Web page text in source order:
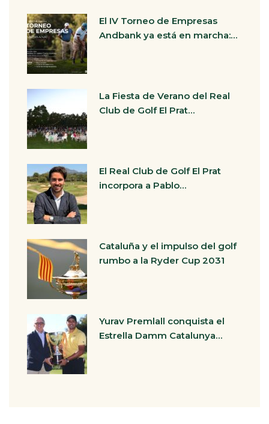
El IV Torneo de Empresas
Andbank ya está en marcha:…
La Fiesta de Verano del Real
Club de Golf El Prat…
El Real Club de Golf El Prat
incorpora a Pablo…
Cataluña y el impulso del golf
rumbo a la Ryder Cup 2031
Yurav Premlall conquista el
Estrella Damm Catalunya…